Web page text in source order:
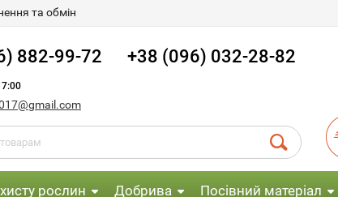
та обмін
882-99-72 +38 (096) 032-28-82
рослин Добрива Посівний матеріал